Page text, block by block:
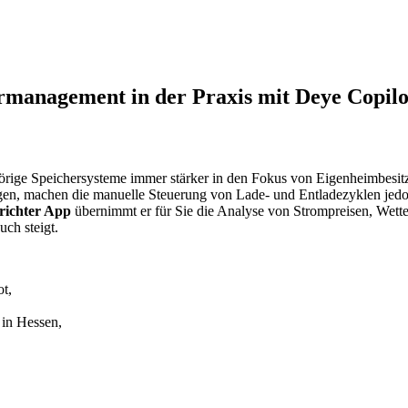
in der Praxis mit Deye
Speichersysteme immer stärker in den Fokus von
machen die manuelle Steuerung von Lade‑ und Entladezyklen
App übernimmt er für Sie die Analyse von Strompreisen,
steigt.
Hessen,